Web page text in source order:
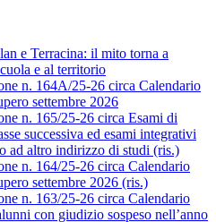
e Terracina: il mito torna a
e al territorio
n. 164A/25-26 circa Calendario
settembre 2026
n. 165/25-26 circa Esami di
successiva ed esami integrativi
ad altro indirizzo di studi (ris.)
n. 164/25-26 circa Calendario
settembre 2026 (ris.)
n. 163/25-26 circa Calendario
con giudizio sospeso nell’anno